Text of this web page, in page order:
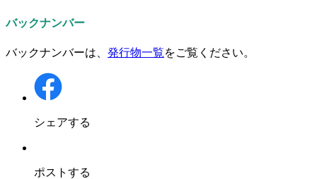
バックナンバー
バックナンバーは、 発行物一覧をご覧ください。
シェアする
ポストする